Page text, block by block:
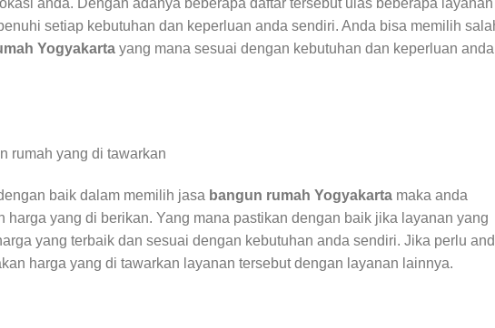
setiap kebutuhan dan keperluan anda sendiri. Anda bisa memilih
Yogyakarta yang mana sesuai dengan kebutuhan dan keperluan anda
rumah yang di tawarkan
baik dalam memilih jasa bangun rumah Yogyakarta maka anda
harga yang di berikan. Yang mana pastikan dengan baik jika layanan yang
yang terbaik dan sesuai dengan kebutuhan anda sendiri. Jika perlu
harga yang di tawarkan layanan tersebut dengan layanan lainnya.